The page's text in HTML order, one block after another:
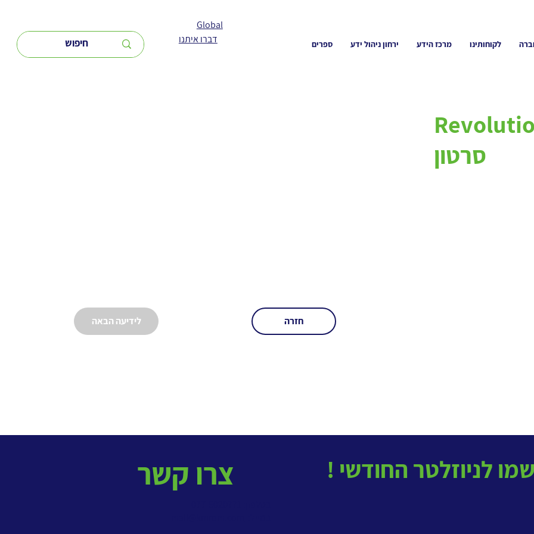
Global
לקוחותינו מרכז הידע ירחון ניהול ידע ספרים דברו איתנו
סרטון
חזרה לידיעה הבאה
צרו קשר